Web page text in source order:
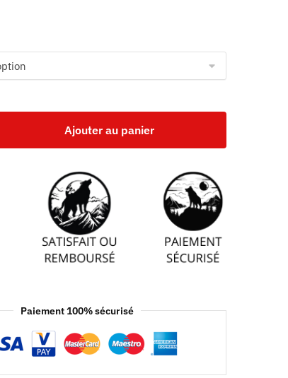
Ajouter au panier
Paiement 100% sécurisé